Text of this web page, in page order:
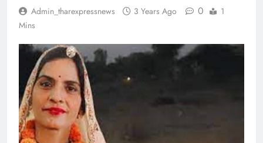
Admin_tharexpressnews 3 Years Ago 0
1
Mins